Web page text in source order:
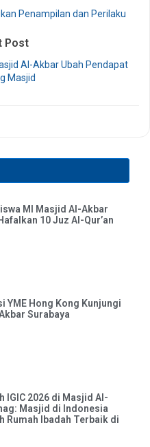
Penampilan dan Perilaku
Post
Al-Akbar Ubah Pendapat
Masjid
MI Masjid Al-Akbar
10 Juz Al-Qur’an
YME Hong Kong Kunjungi
Surabaya
IGIC 2026 di Masjid Al-
Masjid di Indonesia
Rumah Ibadah Terbaik di